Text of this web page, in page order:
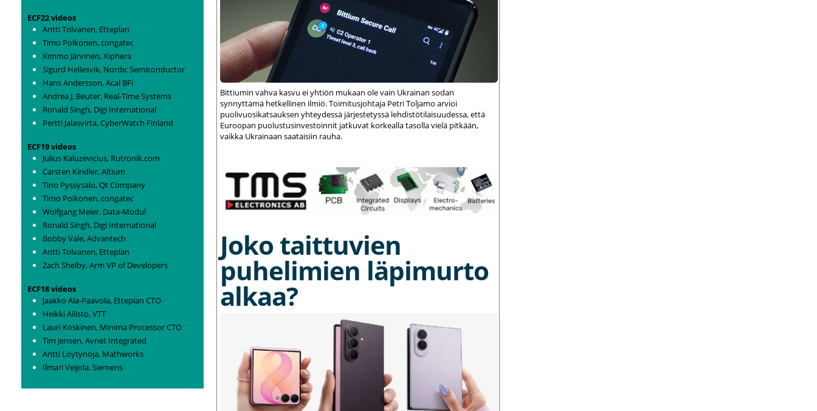
ECF22 videos
Antti Tolvanen, Etteplan
Timo Poikonen, congatec
Kimmo Järvinen, Xiphera
Sigurd Hellesvik, Nordic Semiconductor
Hans Andersson, Acal BFi
Andrea J. Beuter, Real-Time Systems
Ronald Singh, Digi International
Pertti Jalasvirta, CyberWatch Finland
ECF19 videos
Julius Kaluzevicius, Rutronik.com
Carsten Kindler, Altium
Tino Pyssysalo, Qt Company
Timo Poikonen, congatec
Wolfgang Meier, Data-Modul
Ronald Singh, Digi International
Bobby Vale, Advantech
Antti Tolvanen, Etteplan
Zach Shelby, Arm VP of Developers
ECF18 videos
Jaakko Ala-Paavola, Etteplan CTO
Heikki Ailisto, VTT
Lauri Koskinen, Minima Processor CTO
Tim Jensen, Avnet Integrated
Antti Löytynoja, Mathworks
Ilmari Veijola, Siemens
Bittiumin vahva kasvu ei yhtiön mukaan ole vain Ukrainan sodan
synnyttämä hetkellinen ilmiö. Toimitusjohtaja Petri Toljamo arvioi
puolivuosikatsauksen yhteydessä järjestetyssä lehdistötilaisuudessa, että
Euroopan puolustusinvestoinnit jatkuvat korkealla tasolla vielä pitkään,
vaikka Ukrainaan saataisiin rauha.
Joko taittuvien
puhelimien läpimurto
alkaa?